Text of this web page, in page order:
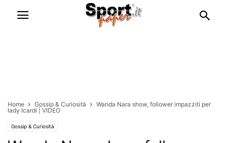
Home Gossip & Curiosità
Wanda Nara show, follower impazziti per
lady Icardi | VIDEO
Gossip & Curiosità